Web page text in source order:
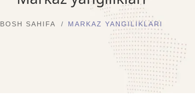
BOSH SAHIFA MARKAZ YANGILIKLARI